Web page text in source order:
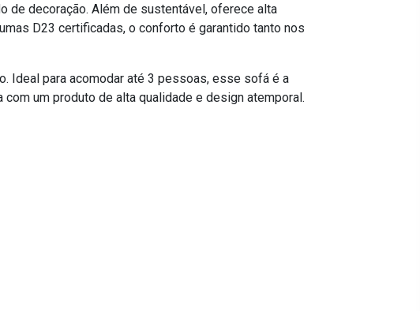
de decoração. Além de sustentável, oferece alta
D23 certificadas, o conforto é garantido tanto nos
Ideal para acomodar até 3 pessoas, esse sofá é a
um produto de alta qualidade e design atemporal.